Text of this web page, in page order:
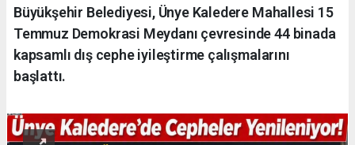
Büyükşehir Belediyesi, Ünye Kaledere Mahallesi 15
Temmuz Demokrasi Meydanı çevresinde 44 binada
kapsamlı dış cephe iyileştirme çalışmalarını
başlattı.